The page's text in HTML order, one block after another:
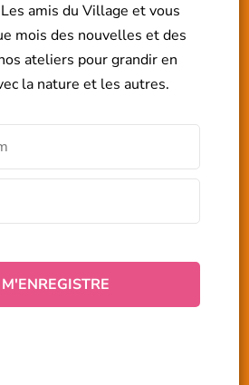
amis du Village et vous
mois des nouvelles et des
ateliers pour grandir en
la nature et les autres.